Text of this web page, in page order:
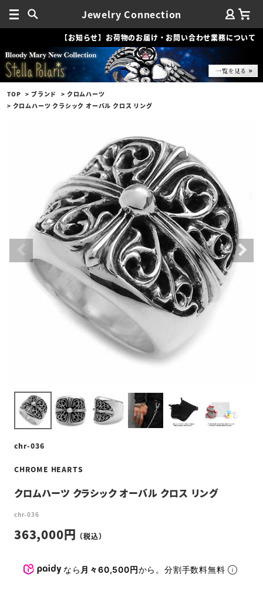
Jewelry Connection
【お知らせ】お荷物のお届け・お問い合わせ業務について
TOP ブランド
クロムハーツ
クロムハーツ クラシック オーバル クロス リング
chr-036
CHROME HEARTS
クロムハーツ クラシック オーバル クロス リング
chr-036
363,000
なら 月々60,500円から。分割手数料無料